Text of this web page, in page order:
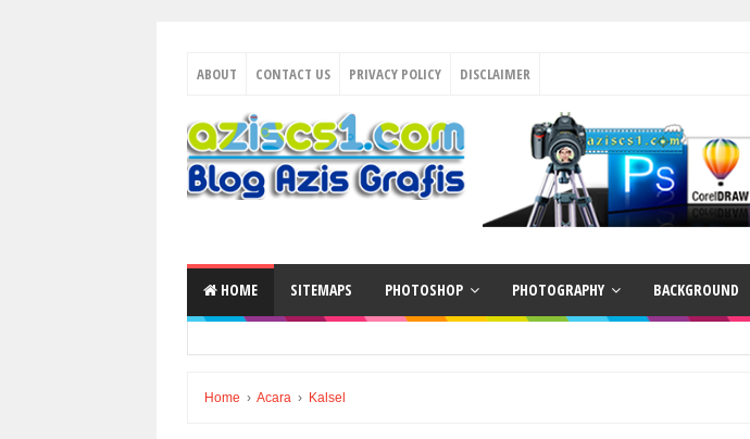
ABOUT CONTACT US PRIVACY POLICY DISCLAIMER
HOME SITEMAPS PHOTOSHOP PHOTOGRAPHY BACKGROUND
Home › Acara › Kalsel